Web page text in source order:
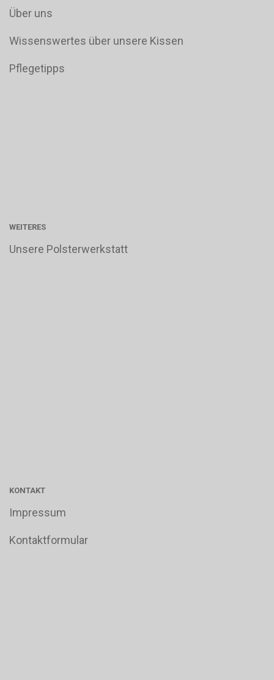
Über uns
Wissenswertes über unsere Kissen
Pflegetipps
WEITERES
Unsere Polsterwerkstatt
KONTAKT
Impressum
Kontaktformular